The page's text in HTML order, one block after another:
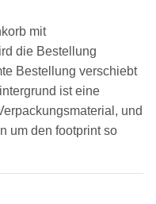
mit
die Bestellung
Bestellung verschiebt
ist eine
und
um den footprint so